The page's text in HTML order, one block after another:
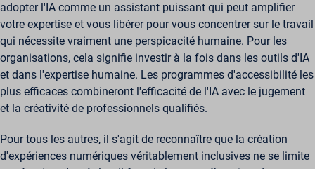
adopter l'IA comme un assistant puissant qui peut amplifier
votre expertise et vous libérer pour vous concentrer sur le travail
qui nécessite vraiment une perspicacité humaine. Pour les
organisations, cela signifie investir à la fois dans les outils d'IA
et dans l'expertise humaine. Les programmes d'accessibilité les
plus efficaces combineront l'efficacité de l'IA avec le jugement
et la créativité de professionnels qualifiés.
Pour tous les autres, il s'agit de reconnaître que la création
d'expériences numériques véritablement inclusives ne se limite
wp-postpass_*
wp-settings-*
wp-settings-time-*
wpe-auth
_ga_*
_hp2_id.*
_pk_id*
_pk_ref*
_pk_ses*
mp_*_mixpanel
scrly_log_1
wordpressuser_16bb27147dd11b86705fc051b945e04b
éditeurs tiers pour diffuser des publicités personnalisées. Pour ce
faire, ils suivent les visiteurs sur plusieurs sites web.
Afficher les détails
_cs_id
_gcl_au
Autres services
Cette catégorie regroupe tous les cookies, domaines et services
qui ne figurent pas dans les autres catégories spécifiques ou qui
n'ont pas été explicitement classés.
Afficher les détails
_dd_s